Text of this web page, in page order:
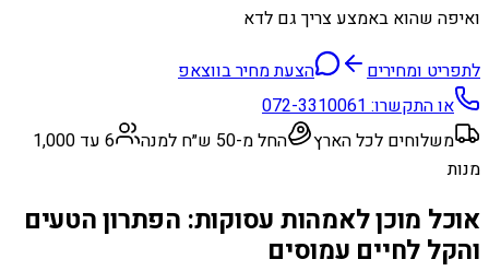
ואיפה שהוא באמצע צריך גם לדא
לתפריט ומחירים
הצעת מחיר בווצאפ
או התקשרו:072-3310061
משלוחים לכל הארץ
החל מ-50 ש״ח למנה
6 עד 1,000
מנות
אוכל מוכן לאמהות עסוקות: הפתרון הטעים
והקל לחיים עמוסים